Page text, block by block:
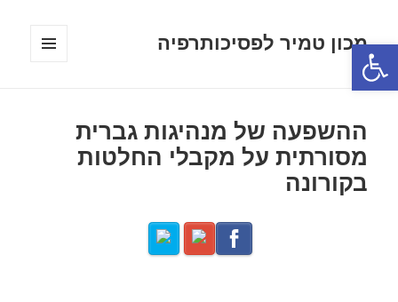
פתח סרגל נגישות
מכון טמיר לפסיכותרפיה
ההשפעה של מנהיגות גברית
מסורתית על מקבלי החלטות
בקורונה